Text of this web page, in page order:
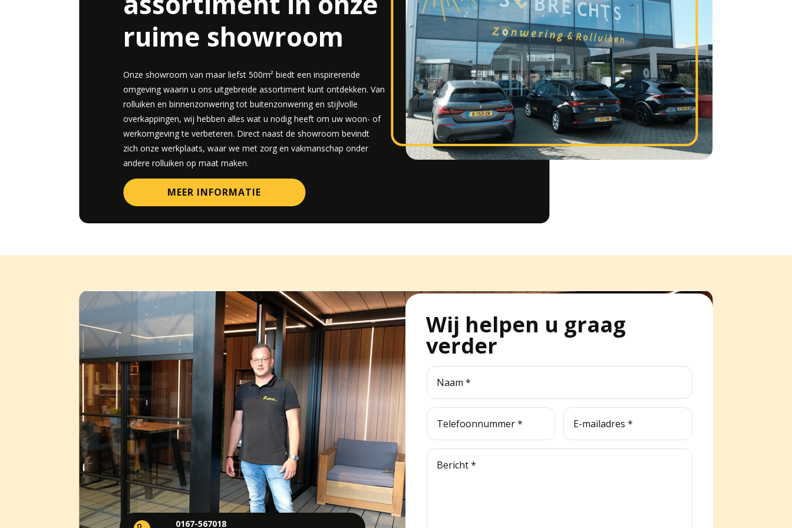
ruime showroom
Onze showroom van maar liefst 500m² biedt een inspirerende
omgeving waarin u ons uitgebreide assortiment kunt ontdekken. Van
rolluiken en binnenzonwering tot buitenzonwering en stijlvolle
overkappingen, wij hebben alles wat u nodig heeft om uw woon- of
werkomgeving te verbeteren. Direct naast de showroom bevindt
zich onze werkplaats, waar we met zorg en vakmanschap onder
andere rolluiken op maat maken.
MEER INFORMATIE
0167-567018
Wij helpen u graag
verder